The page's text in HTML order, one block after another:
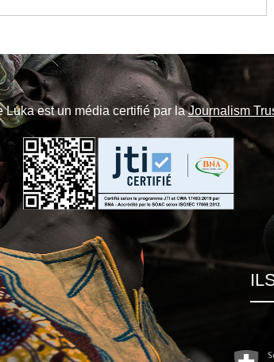
Luka est un média certifié par laJournalism